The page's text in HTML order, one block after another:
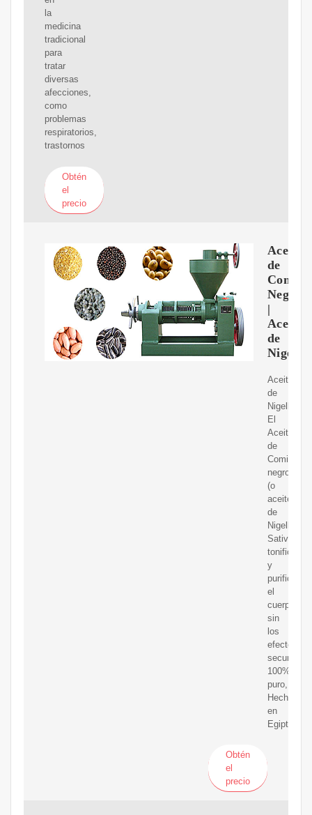
la
medicina
tradicional
para
tratar
diversas
afecciones,
como
problemas
respiratorios,
trastornos
Obtén
el
precio
Aceite
de
Comino
Negro
|
Aceite
de
Nigella
Aceite
de
Nigella:
El
Aceite
de
Comino
negro
(o
aceite
de
Nigella
Sativa)
tonifica
y
purifica
el
cuerpo
sin
los
efectos
100%
puro,
Hecho
en
Egipto.
Obtén
el
precio